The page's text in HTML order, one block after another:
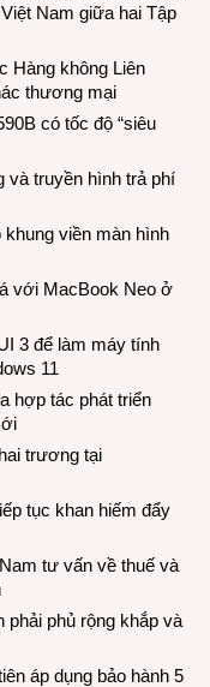
Nam giữa hai Tập
Hàng không Liên
thương mại
có tốc độ “siêu
và truyền hình trả phí
viền màn hình
với MacBook Neo ở
3 để làm máy tính
11
hợp tác phát triển
trương tại
tục khan hiếm đẩy
tư vấn về thuế và
phải phủ rộng khắp và
áp dụng bảo hành 5